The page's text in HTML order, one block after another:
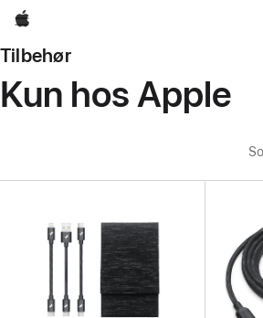
Apple
Tilbehør
Kun hos Apple